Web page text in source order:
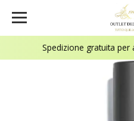
Spedizione gratuita per